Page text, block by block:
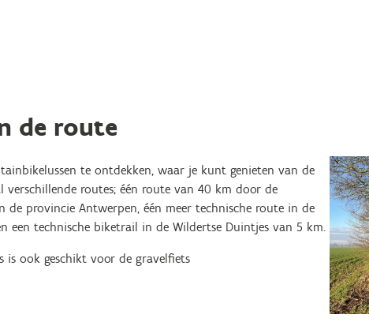
de route
te ontdekken, waar je kunt genieten van de
routes; één route van 40 km door de
de provincie Antwerpen, één meer technische route in de
een technische biketrail in de Wildertse Duintjes van 5 km.
is ook geschikt voor de gravelfiets